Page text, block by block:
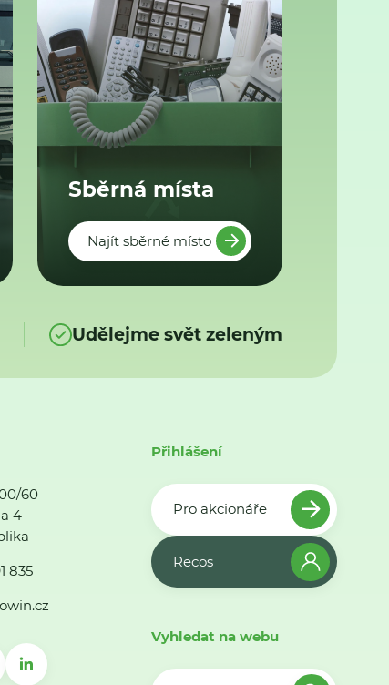
Sběrná místa
Najít sběrné místo
Udělejme svět zeleným
60
4
835
Přihlášení
Pro akcionáře
Recos
Vyhledat na webu